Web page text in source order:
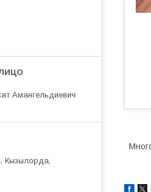
Амангельдиевич
Кызылорда,